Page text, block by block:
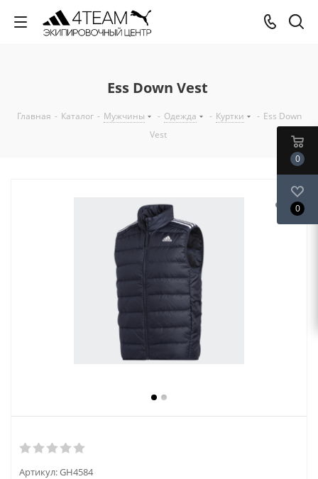
Ess Down Vest
Главная - Каталог - Мужчины - Одежда - Куртки - Ess Down
Vest
Артикул:GH4584
0
0